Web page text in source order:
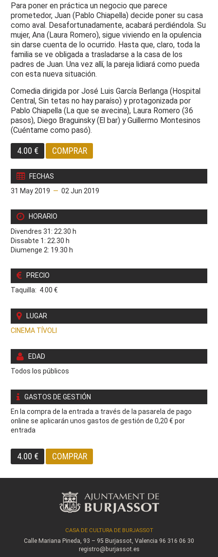
Para poner en práctica un negocio que parece
prometedor, Juan (Pablo Chiapella) decide poner su casa
como aval. Desafortunadamente, acabará perdiéndola. Su
mujer, Ana (Laura Romero), sigue viviendo en la opulencia
sin darse cuenta de lo ocurrido. Hasta que, claro, toda la
familia se ve obligada a trasladarse a la casa de los
padres de Juan. Una vez allí, la pareja lidiará como pueda
con esta nueva situación.
Comedia dirigida por José Luis García Berlanga ( Hospital
Central, Sin tetas no hay paraíso) y protagonizada por
Pablo Chiapella ( La que se avecina), Laura Romero (36
pasos), Diego Braguinsky ( El bar) y Guillermo Montesinos
(Cuéntame como pasó).
4.00 € COMPRAR
FECHAS
31 May 2019 — 02 Jun 2019
HORARIO
Divendres 31: 22.30 h
Dissabte 1: 22.30 h
Diumenge 2: 19.30 h
PRECIO
Taquilla: 4.00 €
LUGAR
CINEMA TÍVOLI
EDAD
Todos los públicos
GASTOS DE GESTIÓN
En la compra de la entrada a través de la pasarela de pago
online se aplicarán unos gastos de gestión de 0,20 € por
entrada
4.00 € COMPRAR
CASA DE CULTURA DE BURJASSOT
Calle Mariana Pineda, 93 – 95 Burjassot, Valencia 96 316 06 30
registro@burjassot.es